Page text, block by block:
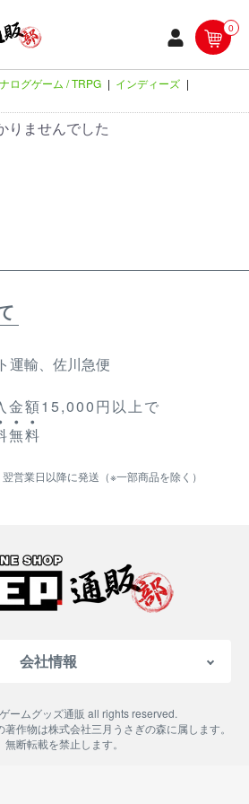
0
ログゲーム / TRPG | インディーズ |
りませんでした
運輸、佐川急便
金額15,000円以上で
無料
営業日以降に発送（※一部商品を除く）
会社情報
表記
ームグッズ通販 all rights reserved.
作物は株式会社三月うさぎの森に属します。
無断転載を禁止します。